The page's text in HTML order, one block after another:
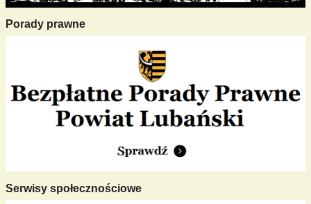
Porady prawne
Serwisy społecznościowe